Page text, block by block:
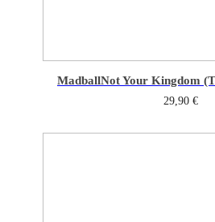
MadballNot Your Kingdom
29,90 €